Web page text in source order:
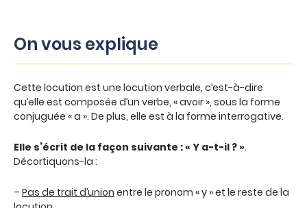
On vous explique
Cette locution est une locution verbale, c’est-à-dire
qu’elle est composée d’un verbe, « avoir », sous la forme
conjuguée « a ». De plus, elle est à la forme interrogative.
Elle s’écrit de la façon suivante : « Y a-t-il ? ».
Décortiquons-la :
– Pas de trait d’union entre le pronom « y » et le reste de la